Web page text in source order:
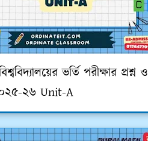
ভর্তি পরীক্ষার প্রশ্ন ও
২৬ Unit-A